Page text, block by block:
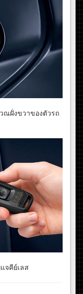
ณฝั่งขวาของตัวรถ
จคีย์เลส